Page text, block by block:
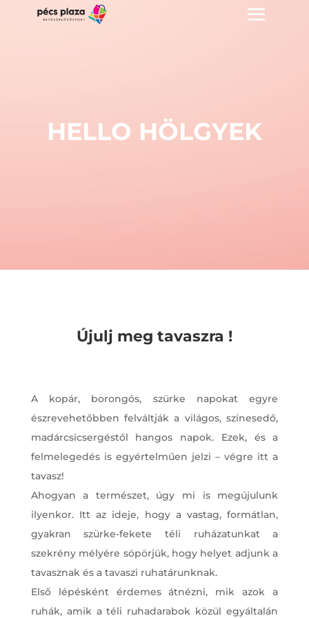
HELLO HÖLGYEK
Újulj meg tavaszra !
A kopár, borongós, szürke napokat egyre
észrevehetőbben felváltják a világos, színesedő,
madárcsicsergéstől hangos napok. Ezek, és a
felmelegedés is egyértelműen jelzi – végre itt a
tavasz!
Ahogyan a természet, úgy mi is megújulunk
ilyenkor. Itt az ideje, hogy a vastag, formátlan,
gyakran szürke-fekete téli ruházatunkat a
szekrény mélyére söpörjük, hogy helyet adjunk a
tavasznak és a tavaszi ruhatárunknak.
Első lépésként érdemes átnézni, mik azok a
ruhák, amik a téli ruhadarabok közül egyáltalán